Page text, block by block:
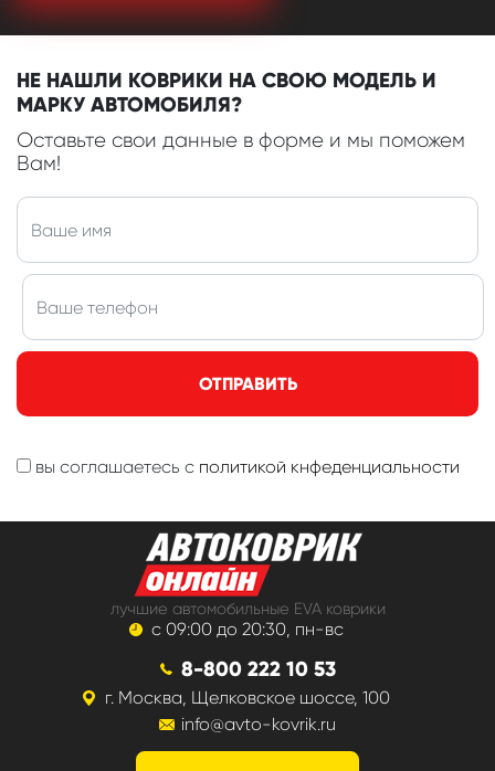
НЕ НАШЛИ КОВРИКИ НА СВОЮ МОДЕЛЬ И
МАРКУ АВТОМОБИЛЯ?
Оставьте свои данные в форме и мы поможем
Вам!
ОТПРАВИТЬ
вы соглашаетесь с политикой кнфеденциальности
лучшие автомобильные EVA коврики
с 09:00 до 20:30, пн-вс
8-800 222 10 53
г. Москва, Щелковское шоссе, 100
info@avto-kovrik.ru